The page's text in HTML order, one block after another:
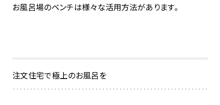
お風呂場のベンチは様々な活用方法があります。
注文住宅で極上のお風呂を